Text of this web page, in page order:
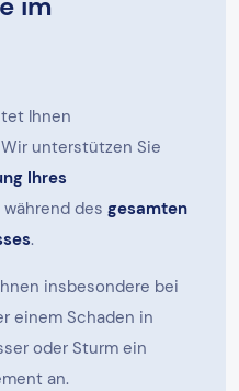
Ihnen
unterstützen Sie
Ihres
während des gesamten
.
insbesondere bei
einem Schaden in
oder Sturm ein
an.